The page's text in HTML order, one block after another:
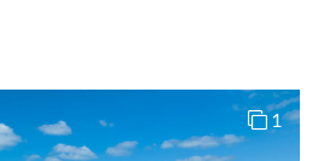
1